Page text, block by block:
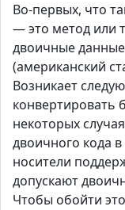
Во-первых, что
— это метод или
двоичные данные
(американский
Возникает
конвертировать
некоторых
двоичного кода
носители
допускают
Чтобы обойти